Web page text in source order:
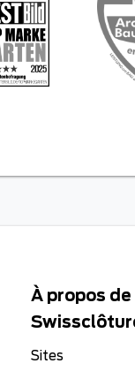
À propos de
Sites